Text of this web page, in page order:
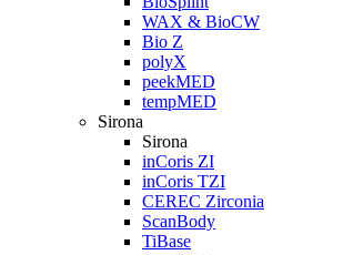
WAX & BioCW
Bio Z
polyX
peekMED
tempMED
Sirona
Sirona
inCoris ZI
inCoris TZI
CEREC Zirconia
ScanBody
TiBase